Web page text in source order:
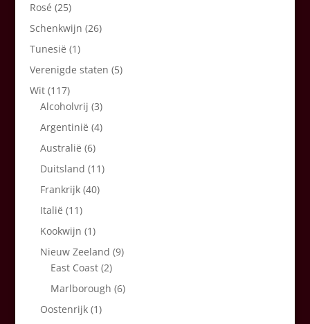
Rosé (25)
Schenkwijn (26)
Tunesië (1)
Verenigde staten (5)
Wit (117)
Alcoholvrij (3)
Argentinië (4)
Australië (6)
Duitsland (11)
Frankrijk (40)
Italië (11)
Kookwijn (1)
Nieuw Zeeland (9)
East Coast (2)
Marlborough (6)
Oostenrijk (1)